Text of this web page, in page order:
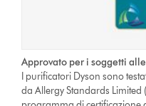
Approvato per i soggetti
I purificatori Dyson sono
da Allergy Standards Limited